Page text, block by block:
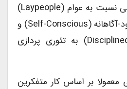
الف- متفکرین اجتماعی نسبت به عوام (laypeople)
معمولا به شیوه ای خود-آگاهانه (self-Conscious) و
چارچوب یافته تر (disciplined) به تئوری پردازی
بر اساس کار متفکرین